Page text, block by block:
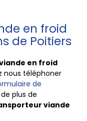
en froid
de Poitiers
en froid
nous téléphoner
de
plus de
viande